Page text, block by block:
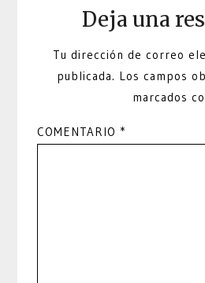
Deja una
Tu dirección de correo
publicada. Los campos
marcados
COMENTARIO *